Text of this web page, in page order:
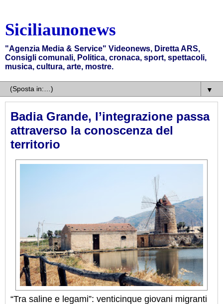
Siciliaunonews
"Agenzia Media & Service" Videonews, Diretta ARS,
Consigli comunali, Politica, cronaca, sport, spettacoli,
musica, cultura, arte, mostre.
▼
Badia Grande, l’integrazione passa
attraverso la conoscenza del
territorio
“Tra saline e legami”: venticinque giovani migranti